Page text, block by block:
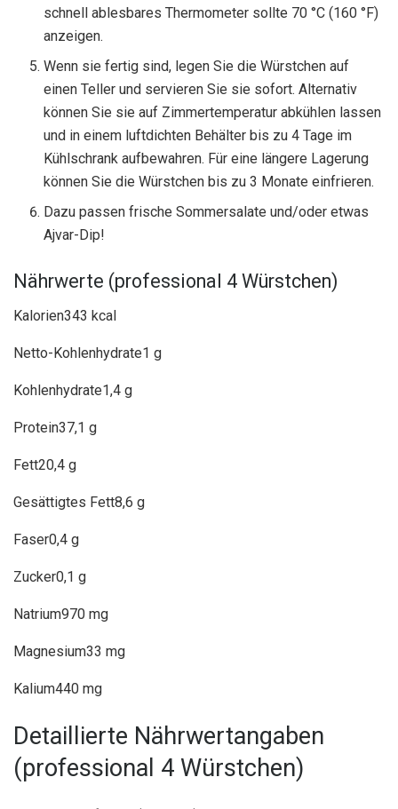
schnell ablesbares Thermometer sollte 70 °C (160 °F)
anzeigen.
Wenn sie fertig sind, legen Sie die Würstchen auf
einen Teller und servieren Sie sie sofort. Alternativ
können Sie sie auf Zimmertemperatur abkühlen lassen
und in einem luftdichten Behälter bis zu 4 Tage im
Kühlschrank aufbewahren. Für eine längere Lagerung
können Sie die Würstchen bis zu 3 Monate einfrieren.
Dazu passen frische Sommersalate und/oder etwas
Ajvar-Dip!
Nährwerte (professional 4 Würstchen)
Kalorien343 kcal
Netto-Kohlenhydrate1 g
Kohlenhydrate1,4 g
Protein37,1 g
Fett20,4 g
Gesättigtes Fett8,6 g
Faser0,4 g
Zucker0,1 g
Natrium970 mg
Magnesium33 mg
Kalium440 mg
Detaillierte Nährwertangaben
(professional 4 Würstchen)